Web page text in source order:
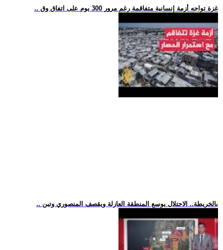
.. غزة تواجه أزمة إنسانية متفاقمة رغم مرور 300 يوم على اتفاق وق
.. بالخريطة.. الاحتلال يوسع المنطقة العازلة ويقصف المنصوري وتبن